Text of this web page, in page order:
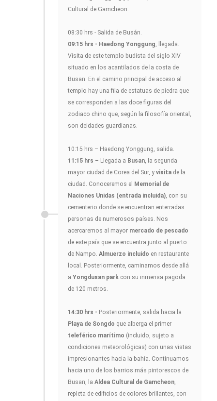
Cultural de Gamcheon.
08:30 hrs - Salida de Busán.
09:15 hrs - Haedong Yonggung , llegada.
Visita de este templo budista del siglo XIV
situado en los acantilados de la costa de
Busan. En el camino principal de acceso al
templo hay una fila de estatuas de piedra que
se corresponden a las doce figuras del
zodiaco chino que, según la filosofía oriental,
son deidades guardianas.
10:15 hrs – Haedong Yonggung, salida.
11:15 hrs – Llegada a Busan , la segunda
mayor ciudad de Corea del Sur, y visita de la
ciudad. Conoceremos el Memorial de
Naciones Unidas (entrada incluida) , con su
cementerio donde se encuentran enterradas
personas de numerosos países. Nos
acercaremos al mayor mercado de pescado
de este país que se encuentra junto al puerto
de Nampo. Almuerzo incluido en restaurante
local. Posteriormente, caminamos desde allá
a Yongdusan park con su inmensa pagoda
de 120 metros.
14:30 hrs - Posteriormente, salida hacia la
Playa de Songdo que alberga el primer
teleférico marítimo (incluido, sujeto a
condiciones meteorológicas) con unas vistas
impresionantes hacia la bahía. Continuamos
hacia uno de los barrios más pintorescos de
Busan, la Aldea Cultural de Gamcheon
repleta de edificios de colores brillantes, con